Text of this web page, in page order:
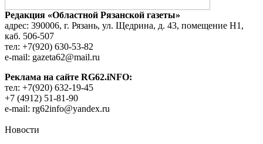
Редакция «Областной Рязанской газеты»
адрес: 390006, г. Рязань, ул. Щедрина, д. 43, помещение Н1,
каб. 506-507
тел: +7(920) 630-53-82
e-mail: gazeta62@mail.ru
Реклама на сайте RG62.iNFO:
тел: +7(920) 632-19-45
+7 (4912) 51-81-90
e-mail: rg62info@yandex.ru
Новости